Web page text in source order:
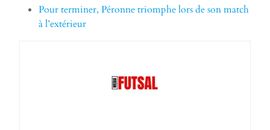
Pour terminer, Péronne triomphe lors de son match
à l’extérieur